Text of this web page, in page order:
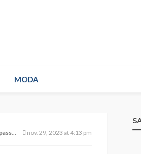
MODA
nov. 29, 2023 at 4:13 pm